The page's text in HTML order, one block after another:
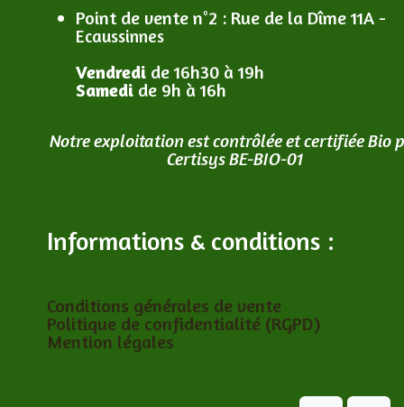
Point de vente n°2 : Rue de la Dîme 11A -
Ecaussinnes
Vendredi de 16h30 à 19h
Samedi de 9h à 16h
Notre exploitation est contrôlée et certifiée Bio
Certisys BE-BIO-01
Informations & conditions :
Conditions générales de vente
Politique de confidentialité (RGPD)
Mention légales